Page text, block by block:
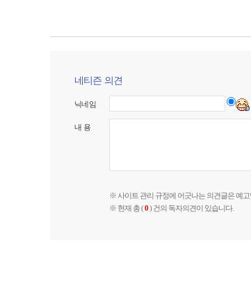
네티즌 의견
닉네임
내 용
※ 사이트 관리 규정에 어긋나는 의견글은 예고
※ 현재 총 (0) 건의 독자의견이 있습니다.